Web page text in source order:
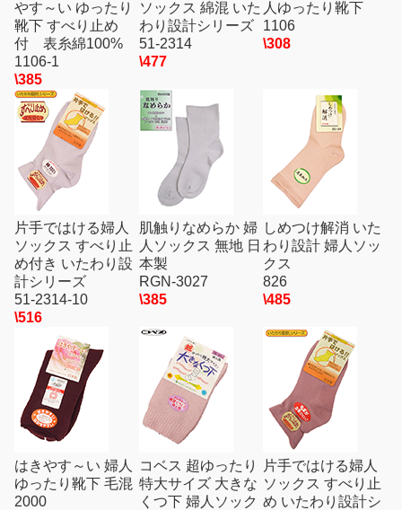
やす～い ゆったり
靴下 すべり止め
付 表糸綿100%
1106-1
\385
ソックス 綿混 いた
わり設計シリーズ
51-2314
\477
人ゆったり靴下
1106
\308
片手ではける婦人
ソックス すべり止
め付き いたわり設
計シリーズ
51-2314-10
\516
肌触りなめらか 婦
人ソックス 無地 日
本製
RGN-3027
\385
しめつけ解消 いた
わり設計 婦人ソッ
クス
826
\485
はきやす～い 婦人
ゆったり靴下 毛混
2000
コベス 超ゆったり
特大サイズ 大きな
くつ下 婦人ソック
片手ではける婦人
ソックス すべり止
め いたわり設計シ